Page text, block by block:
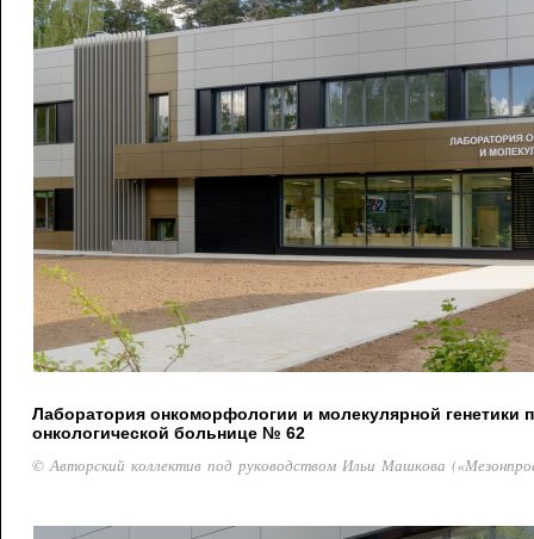
Лаборатория онкоморфологии и молекулярной генетики
онкологической больнице № 62
© Авторский коллектив под руководством Ильи Машкова